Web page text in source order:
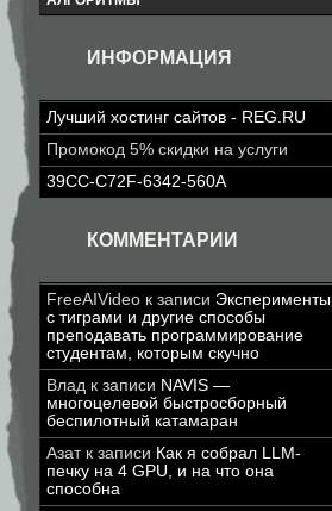
ИНФОРМАЦИЯ
Лучший хостинг сайтов - REG.RU
Промокод 5% скидки на услуги
39CC-C72F-6342-560A
КОММЕНТАРИИ
FreeAIVideo к записи Эксперименты
с тиграми и другие способы
преподавать программирование
студентам, которым скучно
Влад к записи NAVIS —
многоцелевой быстросборный
беспилотный катамаран
Азатк записи Как я собрал LLM-
печку на 4 GPU, и на что она
способна